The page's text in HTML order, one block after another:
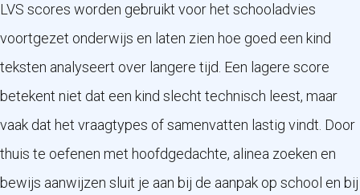
LVS scores worden gebruikt voor het schooladvies
voortgezet onderwijs en laten zien hoe goed een kind
teksten analyseert over langere tijd. Een lagere score
betekent niet dat een kind slecht technisch leest, maar
vaak dat het vraagtypes of samenvatten lastig vindt. Door
thuis te oefenen met hoofdgedachte, alinea zoeken en
bewijs aanwijzen sluit je aan bij de aanpak op school en bij